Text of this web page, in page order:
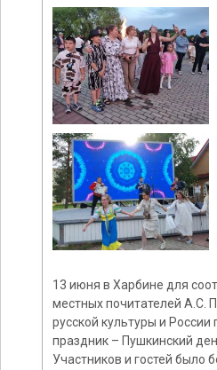
13 июня в Харбине для
местных почитателей А.С.
русской культуры и
праздник – Пушкинский
Участников и гостей было